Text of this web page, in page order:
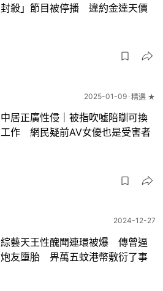
封殺」節目被停播 違約金達天價
2025-01-09 精選 ★
中居正廣性侵｜被指吹噓陪瞓可換
工作 網民疑前AV女優也是受害者
2024-12-27
綜藝天王性醜聞連環被爆 傳曾逼
炮友墮胎 畀萬五蚊港幣敷衍了事